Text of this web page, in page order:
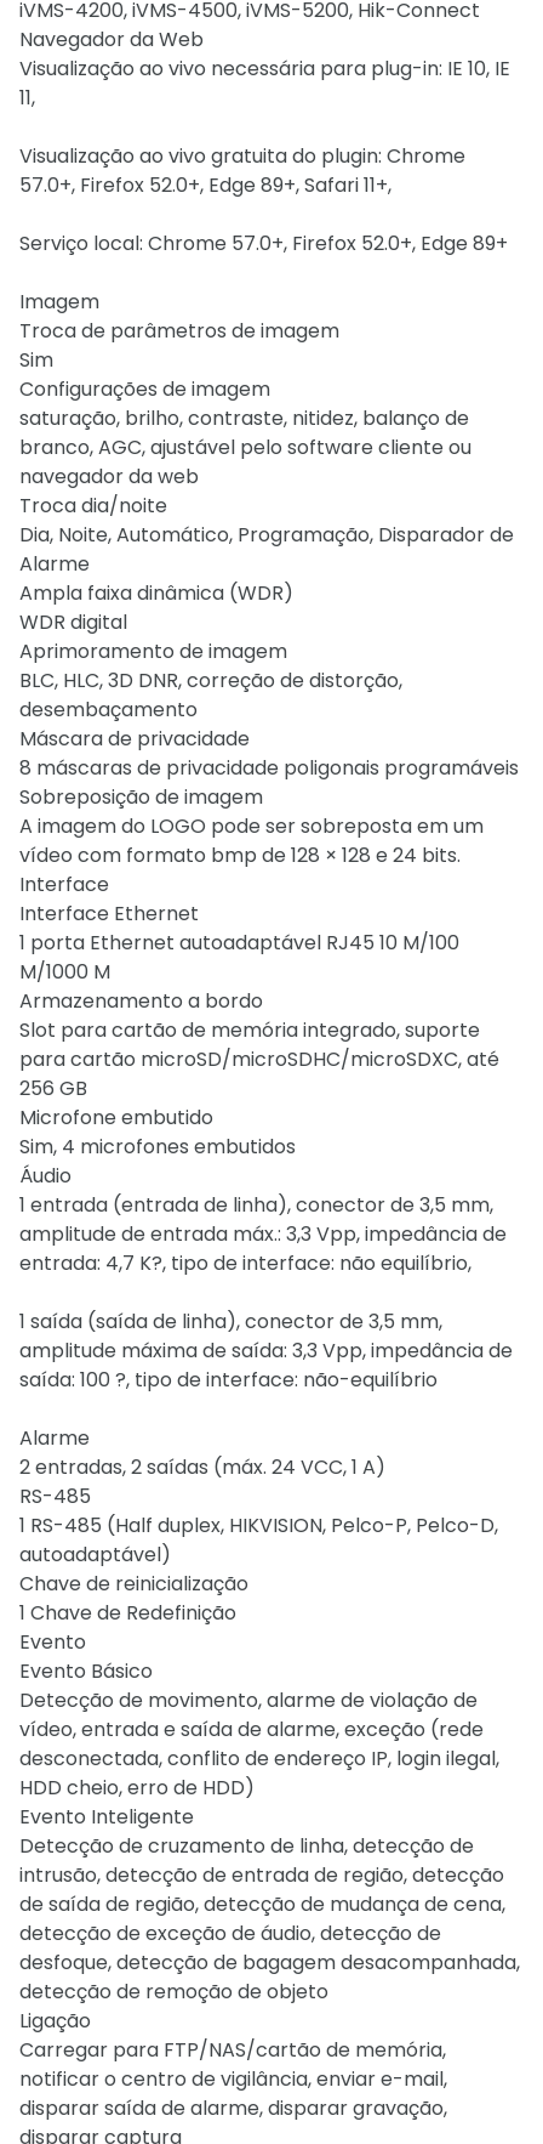
iVMS-4200, iVMS-4500, iVMS-5200, Hik-Connect
Navegador da Web
Visualização ao vivo necessária para plug-in: IE 10, IE
11,
Visualização ao vivo gratuita do plugin: Chrome
57.0+, Firefox 52.0+, Edge 89+, Safari 11+,
Serviço local: Chrome 57.0+, Firefox 52.0+, Edge 89+
Imagem
Troca de parâmetros de imagem
Sim
Configurações de imagem
saturação, brilho, contraste, nitidez, balanço de
branco, AGC, ajustável pelo software cliente ou
navegador da web
Troca dia/noite
Dia, Noite, Automático, Programação, Disparador de
Alarme
Ampla faixa dinâmica (WDR)
WDR digital
Aprimoramento de imagem
BLC, HLC, 3D DNR, correção de distorção,
desembaçamento
Máscara de privacidade
8 máscaras de privacidade poligonais programáveis
Sobreposição de imagem
A imagem do LOGO pode ser sobreposta em um
vídeo com formato bmp de 128 × 128 e 24 bits.
Interface
Interface Ethernet
1 porta Ethernet autoadaptável RJ45 10 M/100
M/1000 M
Armazenamento a bordo
Slot para cartão de memória integrado, suporte
para cartão microSD/microSDHC/microSDXC, até
256 GB
Microfone embutido
Sim, 4 microfones embutidos
Áudio
1 entrada (entrada de linha), conector de 3,5 mm,
amplitude de entrada máx.: 3,3 Vpp, impedância de
entrada: 4,7 K?, tipo de interface: não equilíbrio,
1 saída (saída de linha), conector de 3,5 mm,
amplitude máxima de saída: 3,3 Vpp, impedância de
saída: 100 ?, tipo de interface: não-equilíbrio
Alarme
2 entradas, 2 saídas (máx. 24 VCC, 1 A)
RS-485
1 RS-485 (Half duplex, HIKVISION, Pelco-P, Pelco-D,
autoadaptável)
Chave de reinicialização
1 Chave de Redefinição
Evento
Evento Básico
Detecção de movimento, alarme de violação de
vídeo, entrada e saída de alarme, exceção (rede
desconectada, conflito de endereço IP, login ilegal,
HDD cheio, erro de HDD)
Evento Inteligente
Detecção de cruzamento de linha, detecção de
intrusão, detecção de entrada de região, detecção
de saída de região, detecção de mudança de cena,
detecção de exceção de áudio, detecção de
desfoque, detecção de bagagem desacompanhada,
detecção de remoção de objeto
Ligação
Carregar para FTP/NAS/cartão de memória,
notificar o centro de vigilância, enviar e-mail,
disparar saída de alarme, disparar gravação,
disparar captura